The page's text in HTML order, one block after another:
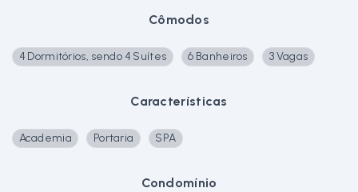
Cômodos
4 Dormitórios, sendo 4 Suítes 6 Banheiros 3 Vagas
Características
Academia Portaria SPA
Condomínio